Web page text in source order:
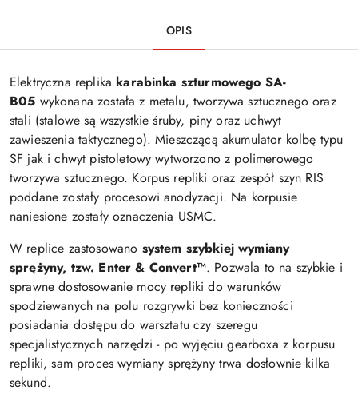
OPIS
Elektryczna replika karabinka szturmowego SA-
B05 wykonana została z metalu, tworzywa sztucznego oraz
stali (stalowe są wszystkie śruby, piny oraz uchwyt
zawieszenia taktycznego). Mieszczącą akumulator kolbę typu
SF jak i chwyt pistoletowy wytworzono z polimerowego
tworzywa sztucznego. Korpus repliki oraz zespół szyn RIS
poddane zostały procesowi anodyzacji. Na korpusie
naniesione zostały oznaczenia USMC.
W replice zastosowano system szybkiej wymiany
sprężyny, tzw. Enter & Convert™. Pozwala to na szybkie i
sprawne dostosowanie mocy repliki do warunków
spodziewanych na polu rozgrywki bez konieczności
posiadania dostępu do warsztatu czy szeregu
specjalistycznych narzędzi - po wyjęciu gearboxa z korpusu
repliki, sam proces wymiany sprężyny trwa dosłownie kilka
sekund.